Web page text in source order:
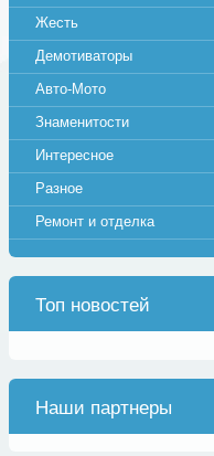
Жесть
Демотиваторы
Авто-Мото
Знаменитости
Интересное
Разное
Ремонт и отделка
Топ новостей
Наши партнеры